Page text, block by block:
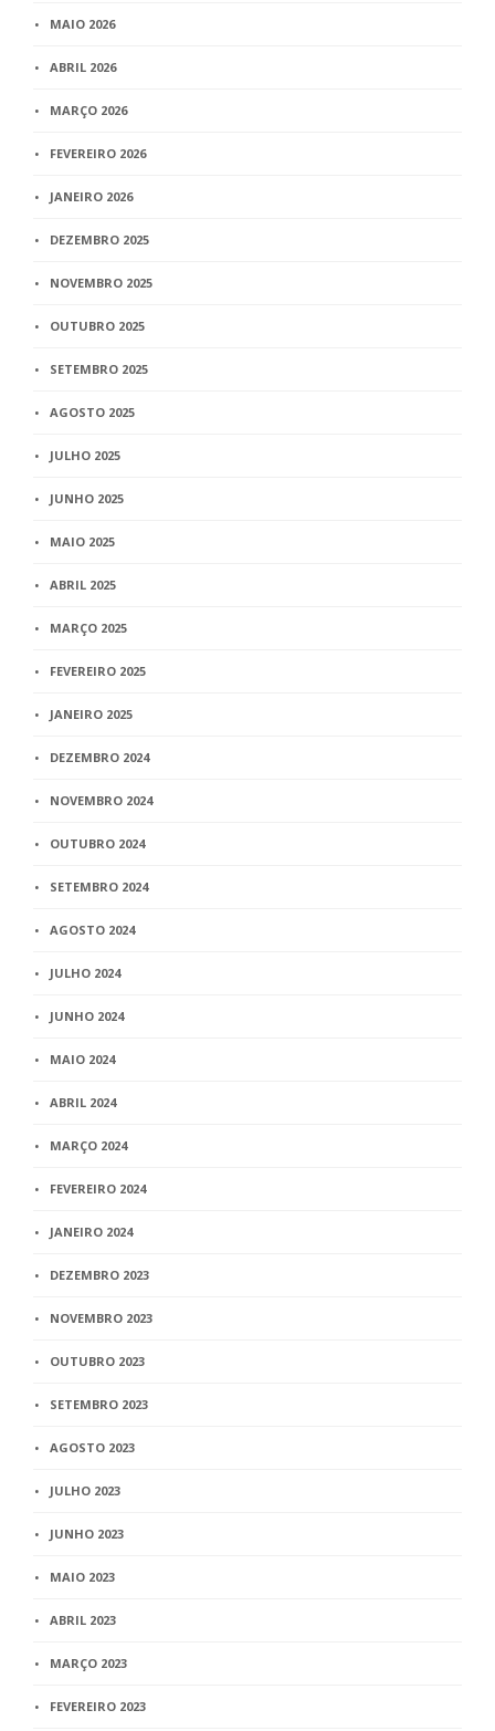
MAIO 2026
ABRIL 2026
MARÇO 2026
FEVEREIRO 2026
JANEIRO 2026
DEZEMBRO 2025
NOVEMBRO 2025
OUTUBRO 2025
SETEMBRO 2025
AGOSTO 2025
JULHO 2025
JUNHO 2025
MAIO 2025
ABRIL 2025
MARÇO 2025
FEVEREIRO 2025
JANEIRO 2025
DEZEMBRO 2024
NOVEMBRO 2024
OUTUBRO 2024
SETEMBRO 2024
AGOSTO 2024
JULHO 2024
JUNHO 2024
MAIO 2024
ABRIL 2024
MARÇO 2024
FEVEREIRO 2024
JANEIRO 2024
DEZEMBRO 2023
NOVEMBRO 2023
OUTUBRO 2023
SETEMBRO 2023
AGOSTO 2023
JULHO 2023
JUNHO 2023
MAIO 2023
ABRIL 2023
MARÇO 2023
FEVEREIRO 2023